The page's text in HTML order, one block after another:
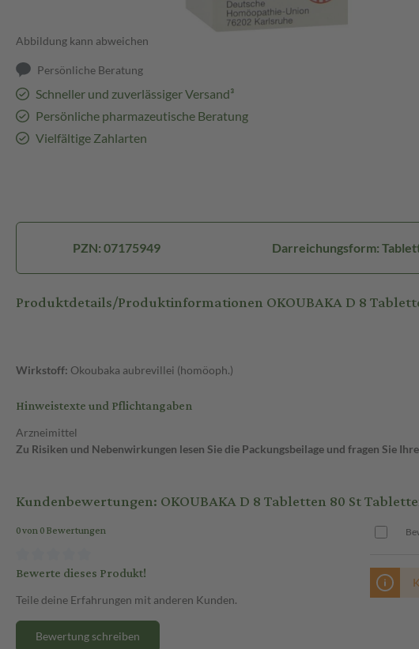
Abbildung kann abweichen
Persönliche Beratung
Schneller und zuverlässiger Versand³
Persönliche pharmazeutische Beratung
Vielfältige Zahlarten
PZN: 07175949 Darreichungsform:
Produktdetails/Produktinformationen OKOUBAKA D 8
Wirkstoff: Okoubaka aubrevillei (homöoph.)
Hinweistexte und Pflichtangaben
Arzneimittel
Zu Risiken und Nebenwirkungen lesen Sie die Packungsbeilage und fragen Sie
Kundenbewertungen: OKOUBAKA D 8 Tabletten 80 St
0 von 0 Bewertungen
Bewerte dieses Produkt!
Teile deine Erfahrungen mit anderen Kunden.
Bewertung schreiben